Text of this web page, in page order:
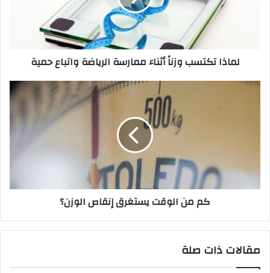
لماذا تكتسب وزناً أثناء ممارسة الرياضة واتباع حمية
كم من الوقت يستغرق إنقاص الوزن؟
مقالات ذات صلة